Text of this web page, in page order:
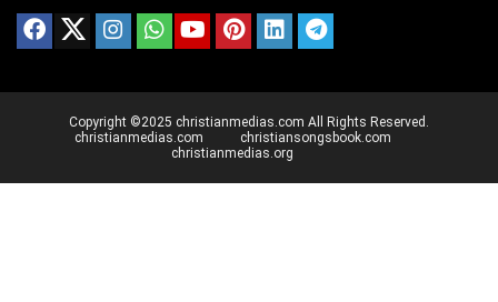
Copyright ©2025 christianmedias.com All Rights Reserved.
christianmedias.com
christiansongsbook.com
christianmedias.org